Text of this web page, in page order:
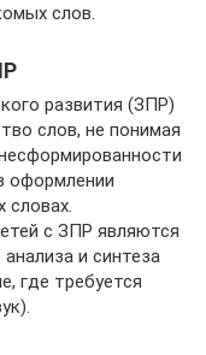
слов.
развития (ЗПР)
слов, не понимая
оформлении
словах.
с ЗПР являются
и синтеза
где требуется